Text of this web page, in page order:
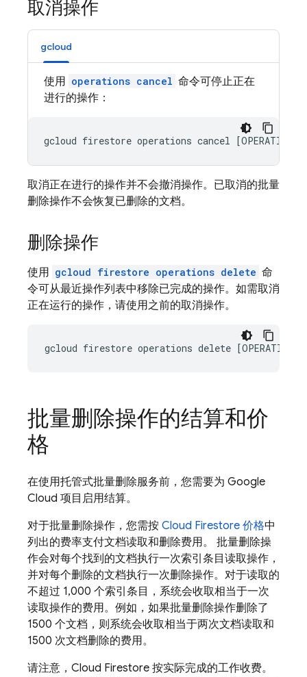
取消操作
gcloud
使用 operations cancel 命令可停止正在
进行的操作：
取消正在进行的操作并不会撤消操作。已取消的批量
删除操作不会恢复已删除的文档。
删除操作
使用 gcloud firestore operations delete 命
令可从最近操作列表中移除已完成的操作。如需取消
正在运行的操作，请使用之前的取消操作。
批量删除操作的结算和价
格
在使用托管式批量删除服务前，您需要为 Google
Cloud 项目启用结算。
对于批量删除操作，您需按 Cloud Firestore 价格中
列出的费率支付文档读取和删除费用。 批量删除操
作会对每个找到的文档执行一次索引条目读取操作，
并对每个删除的文档执行一次删除操作。对于读取的
不超过 1,000 个索引条目，系统会收取相当于一次
读取操作的费用。例如，如果批量删除操作删除了
1500 个文档，则系统会收取相当于两次文档读取和
1500 次文档删除的费用。
请注意， Cloud Firestore 按实际完成的工作收费。